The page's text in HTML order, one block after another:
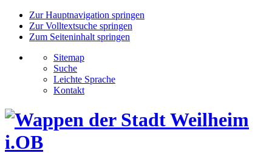
Zur Hauptnavigation springen
Zur Volltextsuche springen
Zum Seiteninhalt springen
Sitemap
Suche
Leichte Sprache
Kontakt